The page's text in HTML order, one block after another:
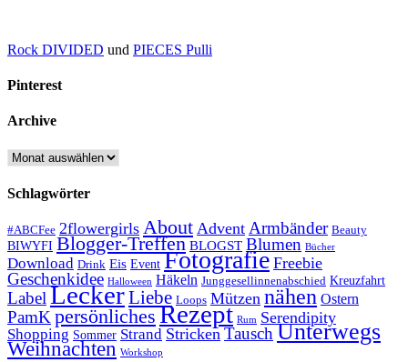
Rock DIVIDED und PIECES Pulli
Pinterest
Archive
Archive
Schlagwörter
#ABCFee 2flowergirls About Advent Armbänder Beauty
BIWYFI Blogger-Treffen BLOGST Blumen Bücher
Download Drink Eis Event Fotografie Freebie
Geschenkidee Halloween Häkeln Junggesellinnenabschied Kreuzfahrt
Label LeckerLiebe Loops Mützen nähen Ostern
PamK persönliches Rezept Rum Serendipity
Shopping Sommer Strand Stricken Tausch Unterwegs
Weihnachten Workshop